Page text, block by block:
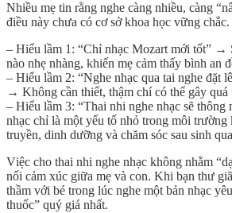
Nhiều mẹ tin rằng nghe càng nhiều, càng
điều này chưa có cơ sở khoa học vững chắc.
– Hiểu lầm 1 : “Chỉ nhạc Mozart mới tốt” →
nào nhẹ nhàng, khiến mẹ cảm thấy bình an
– Hiểu lầm 2: “Nghe nhạc qua tai nghe đặt
→ Không cần thiết, thậm chí có thể gây quá
– Hiểu lầm 3: “Thai nhi nghe nhạc sẽ
nhạc chỉ là một yếu tố nhỏ trong môi trường
truyền, dinh dưỡng và chăm sóc sau sinh
Việc cho thai nhi nghe nhạc không nhằm
nối cảm xúc giữa mẹ và con. Khi bạn thư
thầm với bé trong lúc nghe một bản nhạc
thuốc” quý giá nhất.